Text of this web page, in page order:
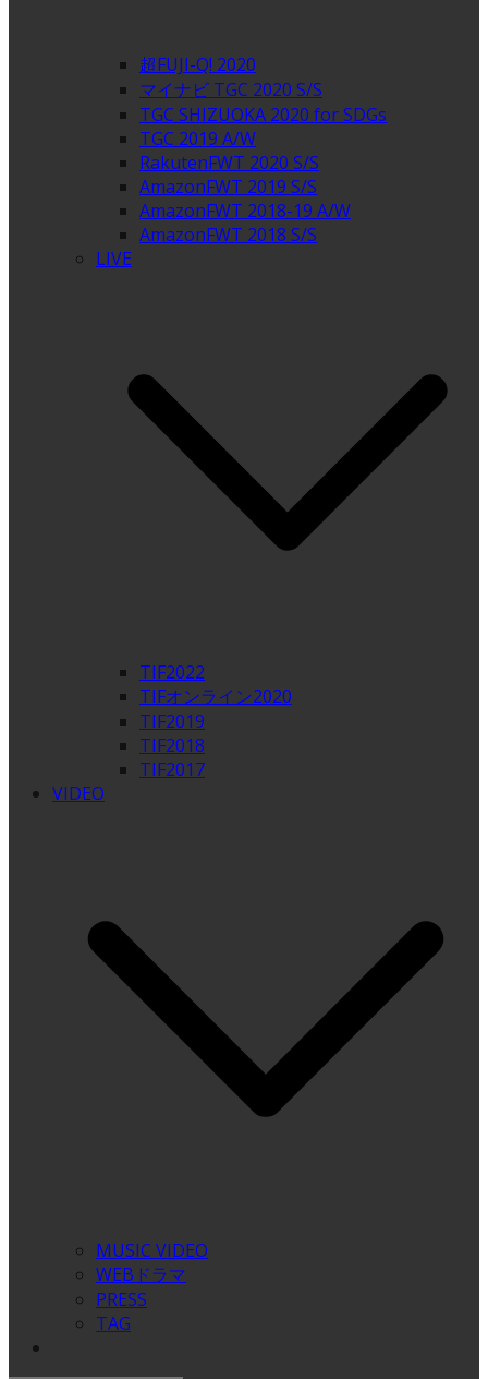
超FUJI-Q! 2020
マイナビ TGC 2020 S/S
TGC SHIZUOKA 2020 for SDGs
TGC 2019 A/W
RakutenFWT 2020 S/S
AmazonFWT 2019 S/S
AmazonFWT 2018-19 A/W
AmazonFWT 2018 S/S
LIVE
TIF2022
TIFオンライン2020
TIF2019
TIF2018
TIF2017
VIDEO
MUSIC VIDEO
WEBドラマ
PRESS
TAG